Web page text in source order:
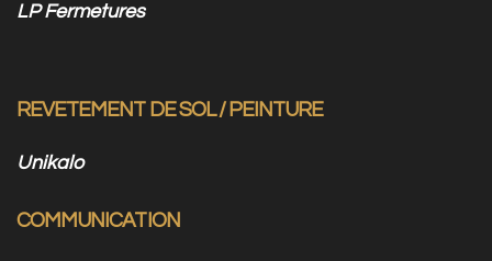
LP Fermetures
REVETEMENT DE SOL / PEINTURE
Unikalo
COMMUNICATION